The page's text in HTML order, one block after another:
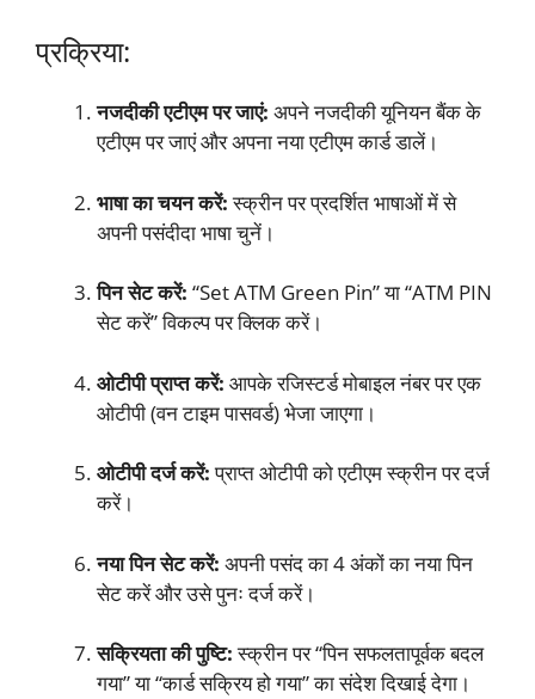
प्रक्रिया:
नजदीकी एटीएम पर जाएं: अपने नजदीकी यूनियन बैंक के
एटीएम पर जाएं और अपना नया एटीएम कार्ड डालें।
भाषा का चयन करें:स्क्रीन पर प्रदर्शित भाषाओं में से
अपनी पसंदीदा भाषा चुनें।
पिन सेट करें: “Set ATM Green Pin” या “ATM PIN
सेट करें” विकल्प पर क्लिक करें।
ओटीपी प्राप्त करें: आपके रजिस्टर्ड मोबाइल नंबर पर एक
ओटीपी (वन टाइम पासवर्ड) भेजा जाएगा।
ओटीपी दर्ज करें:प्राप्त ओटीपी को एटीएम स्क्रीन पर दर्ज
करें।
नया पिन सेट करें: अपनी पसंद का 4 अंकों का नया पिन
सेट करें और उसे पुनः दर्ज करें।
सक्रियता की पुष्टि:स्क्रीन पर “पिन सफलतापूर्वक बदल
गया” या “कार्ड सक्रिय हो गया” का संदेश दिखाई देगा।